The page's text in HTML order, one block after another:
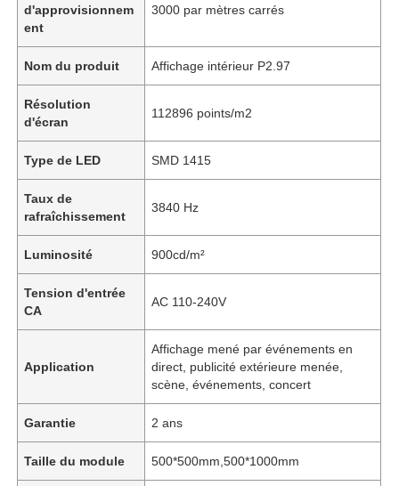
d'approvisionnem
ent
3000 par mètres carrés
Nom du produit Affichage intérieur P2.97
Résolution
d'écran
112896 points/m2
Type de LED SMD 1415
Taux de
rafraîchissement
3840 Hz
Luminosité 900cd/m²
Tension d'entrée
CA
AC 110-240V
Application
Affichage mené par événements en
direct, publicité extérieure menée,
scène, événements, concert
Garantie 2 ans
Taille du module 500*500mm,500*1000mm